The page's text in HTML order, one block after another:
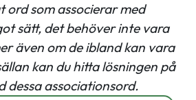
ord som associerar med
sätt, det behöver inte vara
även om de ibland kan vara
kan du hitta lösningen på
dessa associationsord.